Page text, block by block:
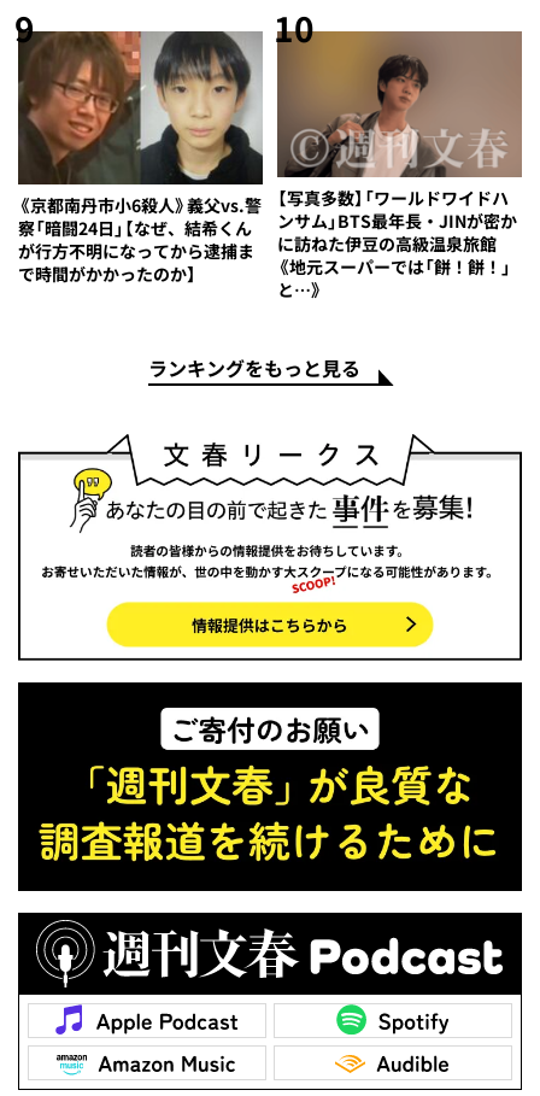
9
《京都南丹市小6殺人》義父vs.警
察「暗闘24日」【なぜ、結希くん
が行方不明になってから逮捕ま
で時間がかかったのか】
10
【写真多数】「ワールドワイドハ
ンサム」BTS最年長・JINが密か
に訪ねた伊豆の高級温泉旅館
《地元スーパーでは「餅！餅！」
と…》
ランキングをもっと見る